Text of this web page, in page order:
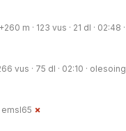
m · 123 vus · 21 dl · 02:48 ·
vus · 75 dl · 02:10 · olesoing
emsl65